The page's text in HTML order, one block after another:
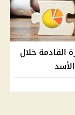
القادمة خلال